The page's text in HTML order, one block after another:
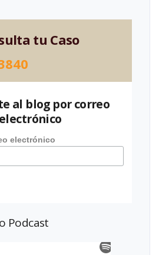
tu Caso
al blog por correo
electrónico
electrónico
Podcast